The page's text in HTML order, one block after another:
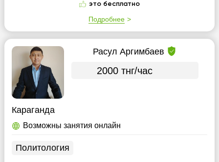
это бесплатно
Подробнее
Расул Аргимбаев
2000 тнг/час
Караганда
Возможны занятия онлайн
Политология